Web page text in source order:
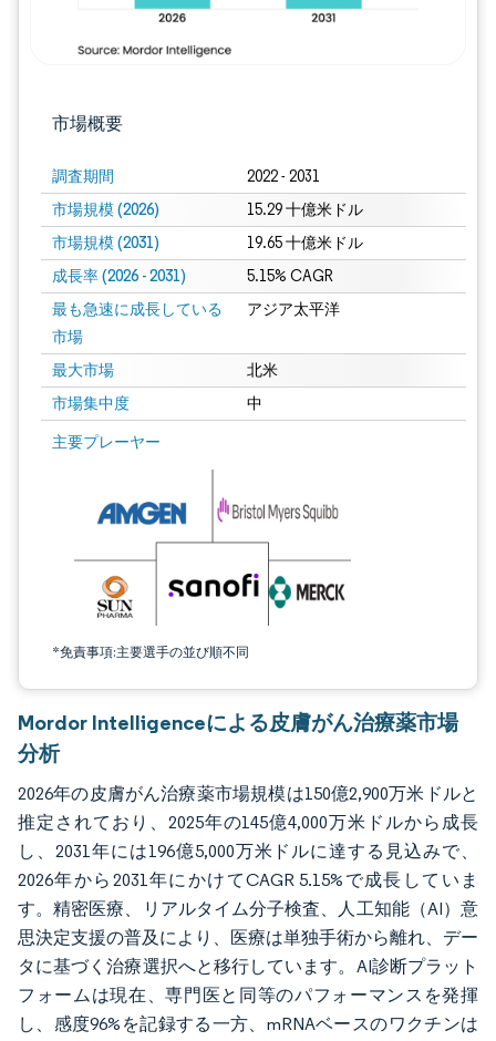
市場概要
調査期間 2022 - 2031
市場規模 (2026) 15.29 十億米ドル
市場規模 (2031) 19.65 十億米ドル
成長率 (2026 - 2031) 5.15% CAGR
最も急速に成長している
市場
アジア太平洋
最大市場 北米
市場集中度 中
主要プレーヤー
*免責事項:主要選手の並び順不同
画像 © Mordor Intelligence。再利用にはCC BY 4.0の表示が必要です。
Mordor Intelligenceによる皮膚がん治療薬市場
分析
2026年の皮膚がん治療薬市場規模は150億2,900万米ドルと
推定されており、2025年の145億4,000万米ドルから成長
し、2031年には196億5,000万米ドルに達する見込みで、
2026年から2031年にかけてCAGR 5.15%で成長していま
す。精密医療、リアルタイム分子検査、人工知能（AI）意
思決定支援の普及により、医療は単独手術から離れ、デー
タに基づく治療選択へと移行しています。AI診断プラット
フォームは現在、専門医と同等のパフォーマンスを発揮
し、感度96%を記録する一方、mRNAベースのワクチンは